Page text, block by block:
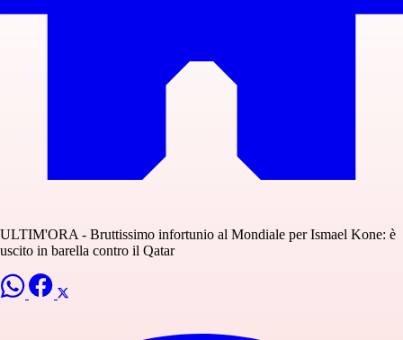
ULTIM'ORA - Bruttissimo infortunio al Mondiale per Ismael Kone: è
uscito in barella contro il Qatar